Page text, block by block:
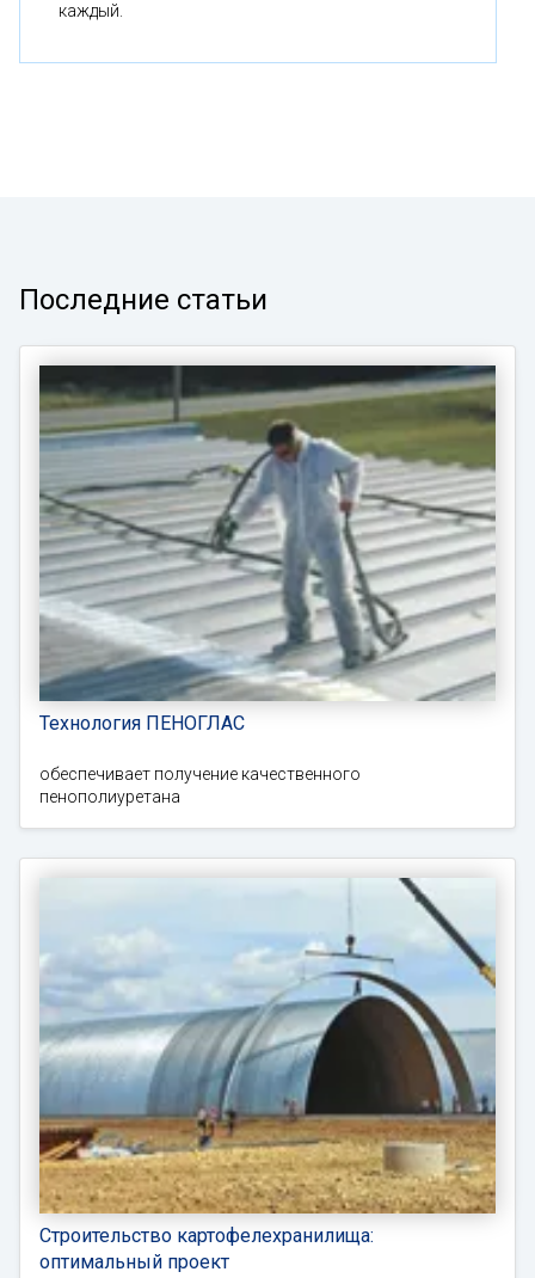
каждый.
Последние статьи
Технология ПЕНОГЛАС
обеспечивает получение качественного
пенополиуретана
Строительство картофелехранилища:
оптимальный проект